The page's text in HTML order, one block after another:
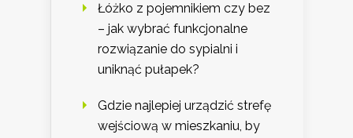
Łóżko z pojemnikiem czy bez
– jak wybrać funkcjonalne
rozwiązanie do sypialni i
uniknąć pułapek?
Gdzie najlepiej urządzić strefę
wejściową w mieszkaniu, by